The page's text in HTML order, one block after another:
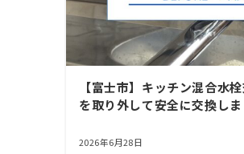
【富士市】キッチン混合水
を取り外して安全に交換しま
2026年6月28日